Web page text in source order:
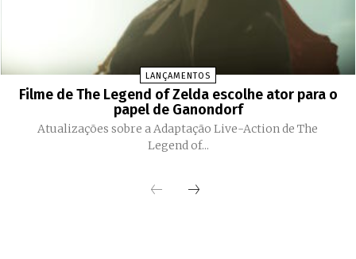
LANÇAMENTOS
Filme de The Legend of Zelda escolhe ator para o
papel de Ganondorf
Atualizações sobre a Adaptação Live-Action de The
Legend of...